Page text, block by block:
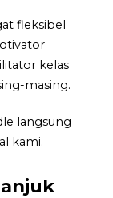
fleksibel
kelas
masing.
langsung
kami.